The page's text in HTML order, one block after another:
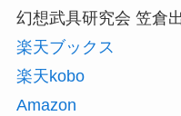
幻想武具研究会 笠倉
楽天ブックス
楽天kobo
Amazon